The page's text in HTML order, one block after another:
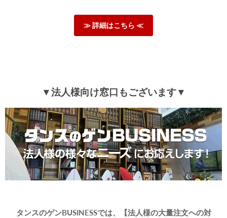
≫ 詳細はこちら ≪
▼法人様向け窓口もございます▼
タンスのゲンBUSINESSでは、【法人様の大量注文への対